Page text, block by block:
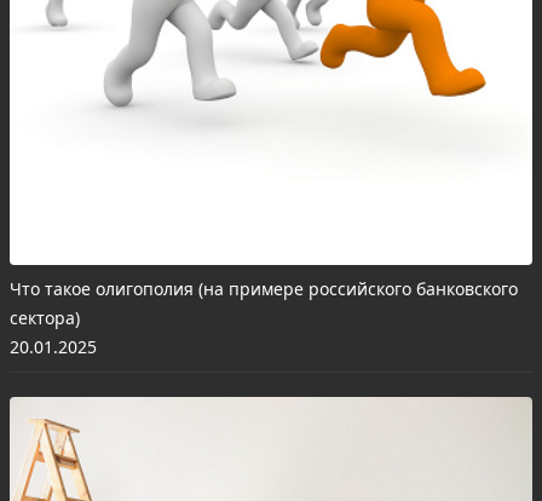
Что такое олигополия (на примере российского банковского
сектора)
20.01.2025